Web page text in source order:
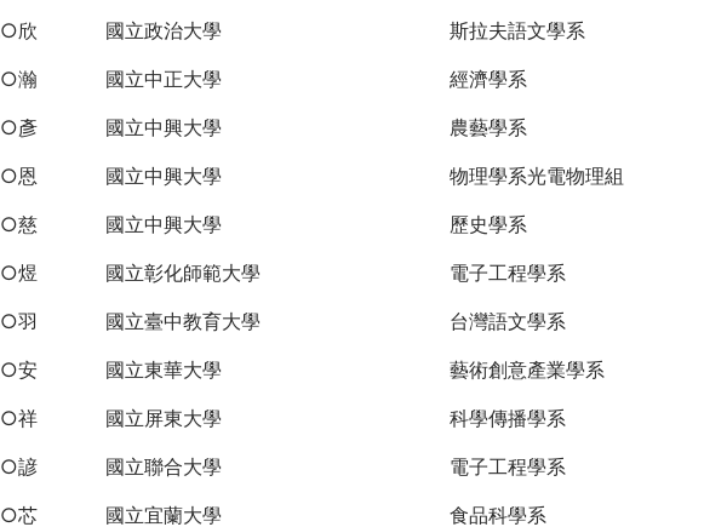
欣 國立政治大學
斯拉夫語文學系
瀚 國立中正大學
經濟學系
彥 國立中興大學
農藝學系
恩 國立中興大學
物理學系光電物理組
○慈 國立中興大學
歷史學系
煜 國立彰化師範大學
電子工程學系
羽 國立臺中教育大學
台灣語文學系
安 國立東華大學
藝術創意產業學系
祥 國立屏東大學
科學傳播學系
諺 國立聯合大學
電子工程學系
芯 國立宜蘭大學
食品科學系